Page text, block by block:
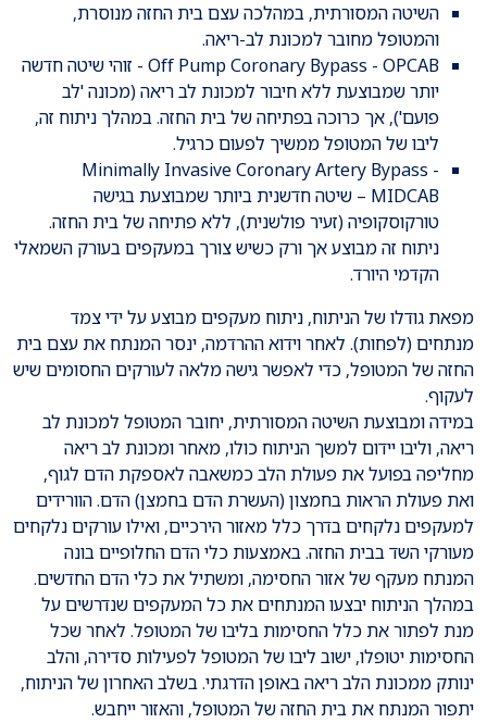
השיטה המסורתית, במהלכה עצם בית החזה מנוסרת,
והמטופל מחובר למכונת לב-ריאה.
Off Pump Coronary Bypass - OPCAB - זוהי שיטה חדשה
יותר שמבוצעת ללא חיבור למכונת לב ריאה (מכונה 'לב
פועם'), אך כרוכה בפתיחה של בית החזה. במהלך ניתוח זה,
ליבו של המטופל ממשיך לפעום כרגיל.
Minimally Invasive Coronary Artery Bypass -
MIDCAB – שיטה חדשנית ביותר שמבוצעת בגישה
טורקוסקופיה (זעיר פולשנית), ללא פתיחה של בית החזה.
ניתוח זה מבוצע אך ורק כשיש צורך במעקפים בעורק השמאלי
הקדמי היורד.
מפאת גודלו של הניתוח, ניתוח מעקפים מבוצע על ידי צמד
מנתחים (לפחות). לאחר וידוא ההרדמה, ינסר המנתח את עצם בית
החזה של המטופל, כדי לאפשר גישה מלאה לעורקים החסומים שיש
לעקוף.
במידה ומבוצעת השיטה המסורתית, יחובר המטופל למכונת לב
ריאה, וליבו יידום למשך הניתוח כולו, מאחר ומכונת לב ריאה
מחליפה בפועל את פעולת הלב כמשאבה לאספקת הדם לגוף,
ואת פעולת הראות בחמצון (העשרת הדם בחמצן) הדם. הוורידים
למעקפים נלקחים בדרך כלל מאזור הירכיים, ואילו עורקים נלקחים
מעורקי השד בבית החזה. באמצעות כלי הדם החלופיים בונה
המנתח מעקף של אזור החסימה, ומשתיל את כלי הדם החדשים.
במהלך הניתוח יבצעו המנתחים את כל המעקפים שנדרשים על
מנת לפתור את כלל החסימות בליבו של המטופל. לאחר שכל
החסימות יטופלו, ישוב ליבו של המטופל לפעילות סדירה, והלב
ינותק ממכונת הלב ריאה באופן הדרגתי. בשלב האחרון של הניתוח,
יתפור המנתח את בית החזה של המטופל, והאזור ייחבש.